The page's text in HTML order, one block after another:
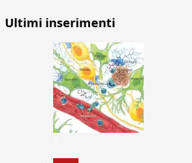
Ultimi inserimenti